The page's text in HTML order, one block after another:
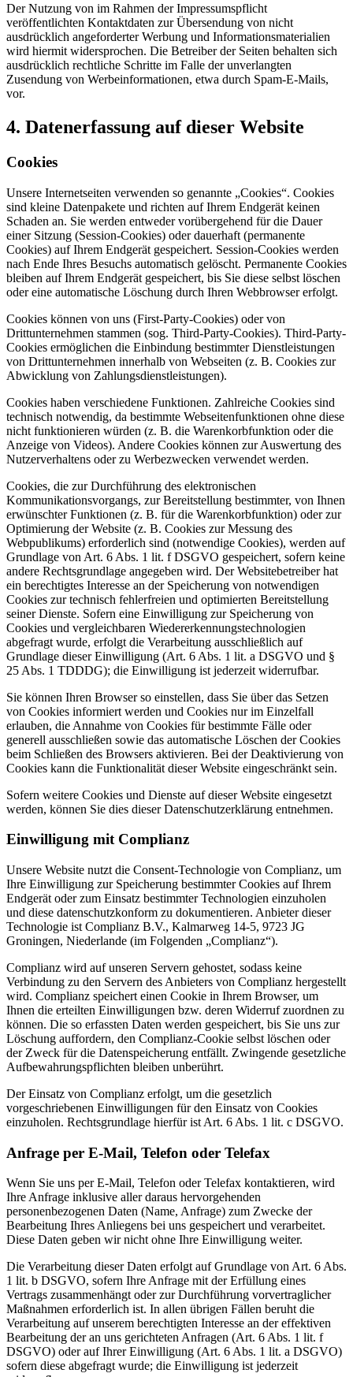
Der Nutzung von im Rahmen der Impressumspflicht
veröffentlichten Kontaktdaten zur Übersendung von nicht
ausdrücklich angeforderter Werbung und Informationsmaterialien
wird hiermit widersprochen. Die Betreiber der Seiten behalten sich
ausdrücklich rechtliche Schritte im Falle der unverlangten
Zusendung von Werbeinformationen, etwa durch Spam-E-Mails,
vor.
4. Datenerfassung auf dieser Website
Cookies
Unsere Internetseiten verwenden so genannte „Cookies“. Cookies
sind kleine Datenpakete und richten auf Ihrem Endgerät keinen
Schaden an. Sie werden entweder vorübergehend für die Dauer
einer Sitzung (Session-Cookies) oder dauerhaft (permanente
Cookies) auf Ihrem Endgerät gespeichert. Session-Cookies werden
nach Ende Ihres Besuchs automatisch gelöscht. Permanente Cookies
bleiben auf Ihrem Endgerät gespeichert, bis Sie diese selbst löschen
oder eine automatische Löschung durch Ihren Webbrowser erfolgt.
Cookies können von uns (First-Party-Cookies) oder von
Drittunternehmen stammen (sog. Third-Party-Cookies). Third-Party-
Cookies ermöglichen die Einbindung bestimmter Dienstleistungen
von Drittunternehmen innerhalb von Webseiten (z. B. Cookies zur
Abwicklung von Zahlungsdienstleistungen).
Cookies haben verschiedene Funktionen. Zahlreiche Cookies sind
technisch notwendig, da bestimmte Webseitenfunktionen ohne diese
nicht funktionieren würden (z. B. die Warenkorbfunktion oder die
Anzeige von Videos). Andere Cookies können zur Auswertung des
Nutzerverhaltens oder zu Werbezwecken verwendet werden.
Cookies, die zur Durchführung des elektronischen
Kommunikationsvorgangs, zur Bereitstellung bestimmter, von Ihnen
erwünschter Funktionen (z. B. für die Warenkorbfunktion) oder zur
Optimierung der Website (z. B. Cookies zur Messung des
Webpublikums) erforderlich sind (notwendige Cookies), werden auf
Grundlage von Art. 6 Abs. 1 lit. f DSGVO gespeichert, sofern keine
andere Rechtsgrundlage angegeben wird. Der Websitebetreiber hat
ein berechtigtes Interesse an der Speicherung von notwendigen
Cookies zur technisch fehlerfreien und optimierten Bereitstellung
seiner Dienste. Sofern eine Einwilligung zur Speicherung von
Cookies und vergleichbaren Wiedererkennungstechnologien
abgefragt wurde, erfolgt die Verarbeitung ausschließlich auf
Grundlage dieser Einwilligung (Art. 6 Abs. 1 lit. a DSGVO und §
25 Abs. 1 TDDDG); die Einwilligung ist jederzeit widerrufbar.
Sie können Ihren Browser so einstellen, dass Sie über das Setzen
von Cookies informiert werden und Cookies nur im Einzelfall
erlauben, die Annahme von Cookies für bestimmte Fälle oder
generell ausschließen sowie das automatische Löschen der Cookies
beim Schließen des Browsers aktivieren. Bei der Deaktivierung von
Cookies kann die Funktionalität dieser Website eingeschränkt sein.
Sofern weitere Cookies und Dienste auf dieser Website eingesetzt
werden, können Sie dies dieser Datenschutzerklärung entnehmen.
Einwilligung mit Complianz
Unsere Website nutzt die Consent-Technologie von Complianz, um
Ihre Einwilligung zur Speicherung bestimmter Cookies auf Ihrem
Endgerät oder zum Einsatz bestimmter Technologien einzuholen
und diese datenschutzkonform zu dokumentieren. Anbieter dieser
Technologie ist Complianz B.V., Kalmarweg 14-5, 9723 JG
Groningen, Niederlande (im Folgenden „Complianz“).
Complianz wird auf unseren Servern gehostet, sodass keine
Verbindung zu den Servern des Anbieters von Complianz hergestellt
wird. Complianz speichert einen Cookie in Ihrem Browser, um
Ihnen die erteilten Einwilligungen bzw. deren Widerruf zuordnen zu
können. Die so erfassten Daten werden gespeichert, bis Sie uns zur
Löschung auffordern, den Complianz-Cookie selbst löschen oder
der Zweck für die Datenspeicherung entfällt. Zwingende gesetzliche
Aufbewahrungspflichten bleiben unberührt.
Der Einsatz von Complianz erfolgt, um die gesetzlich
vorgeschriebenen Einwilligungen für den Einsatz von Cookies
einzuholen. Rechtsgrundlage hierfür ist Art. 6 Abs. 1 lit. c DSGVO.
Anfrage per E-Mail, Telefon oder Telefax
Wenn Sie uns per E-Mail, Telefon oder Telefax kontaktieren, wird
Ihre Anfrage inklusive aller daraus hervorgehenden
personenbezogenen Daten (Name, Anfrage) zum Zwecke der
Bearbeitung Ihres Anliegens bei uns gespeichert und verarbeitet.
Diese Daten geben wir nicht ohne Ihre Einwilligung weiter.
Die Verarbeitung dieser Daten erfolgt auf Grundlage von Art. 6 Abs.
1 lit. b DSGVO, sofern Ihre Anfrage mit der Erfüllung eines
Vertrags zusammenhängt oder zur Durchführung vorvertraglicher
Maßnahmen erforderlich ist. In allen übrigen Fällen beruht die
Verarbeitung auf unserem berechtigten Interesse an der effektiven
Bearbeitung der an uns gerichteten Anfragen (Art. 6 Abs. 1 lit. f
DSGVO) oder auf Ihrer Einwilligung (Art. 6 Abs. 1 lit. a DSGVO)
sofern diese abgefragt wurde; die Einwilligung ist jederzeit